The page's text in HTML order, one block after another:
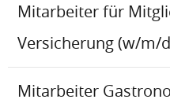
Mitarbeiter für
Versicherung (w/m/
Mitarbeiter